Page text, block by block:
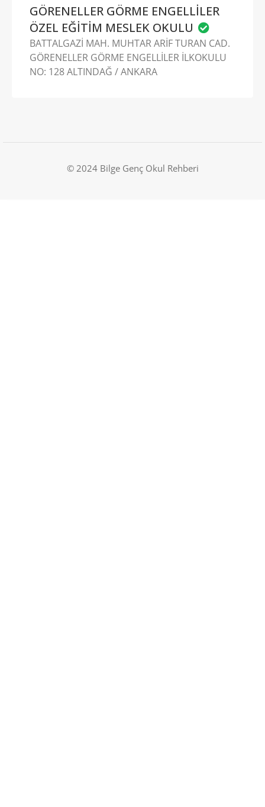
GÖRENELLER GÖRME ENGELLİLER
ÖZEL EĞİTİM MESLEK OKULU
BATTALGAZİ MAH. MUHTAR ARİF TURAN CAD.
GÖRENELLER GÖRME ENGELLİLER İLKOKULU
NO: 128 ALTINDAĞ / ANKARA
© 2024 Bilge Genç Okul Rehberi